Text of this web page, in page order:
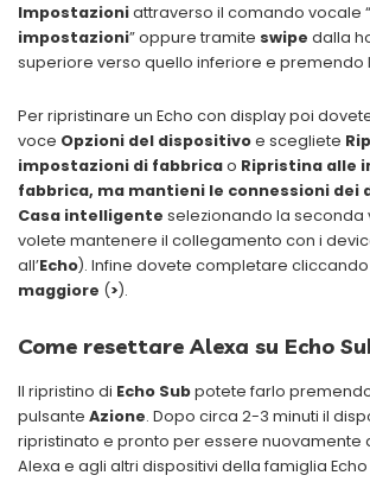
Impostazioniattraverso il comando vocale “
impostazioni” oppure tramite swipe dalla
superiore verso quello inferiore e premendo
Per ripristinare un Echo con display poi
voce Opzioni del dispositivoe scegliete
impostazioni di fabbricao Ripristina alle
fabbrica, ma mantieni le connessioni dei
Casa intelligente selezionando la seconda
volete mantenere il collegamento con i
all’Echo). Infine dovete completare cliccando
maggiore (>).
Come resettare Alexa su Echo
Il ripristino di Echo Subpotete farlo
pulsante Azione. Dopo circa 2-3 minuti il
ripristinato e pronto per essere nuovamente
Alexa e agli altri dispositivi della famiglia